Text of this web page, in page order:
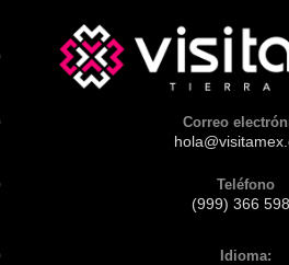
Correo
Teléfono
(999) 366
Idioma: